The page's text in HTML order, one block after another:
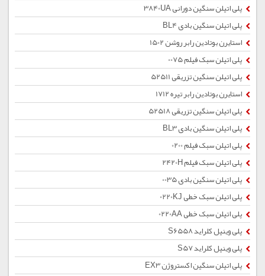
پلی اتیلن سنگین دورانی 3840UA
پلی اتیلن سنگین بادی BL4
استایرن بوتادین رابر روشن 1502
پلی اتیلن سبک فیلم 0075
پلی اتیلن سنگین تزریقی 52511
استایرن بوتادین رابر تیره 1712
پلی اتیلن سنگین تزریقی 52518
پلی اتیلن سنگین بادی BL3
پلی اتیلن سبک فیلم 0200
پلی اتیلن سبک فیلم 2420H
پلی اتیلن سنگین بادی 0035
پلی اتیلن سبک خطی 0220KJ
پلی اتیلن سبک خطی 0220AA
پلی وینیل کلراید S6558
پلی وینیل کلراید S57
پلی اتیلن سنگین اکستروژن EX3